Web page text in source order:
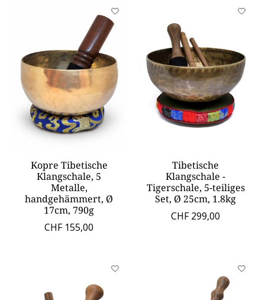
Kopre Tibetische
Klangschale, 5
Metalle,
handgehämmert, Ø
17cm, 790g
CHF 155,00
Tibetische
Klangschale -
Tigerschale, 5-teiliges
Set, Ø 25cm, 1.8kg
CHF 299,00